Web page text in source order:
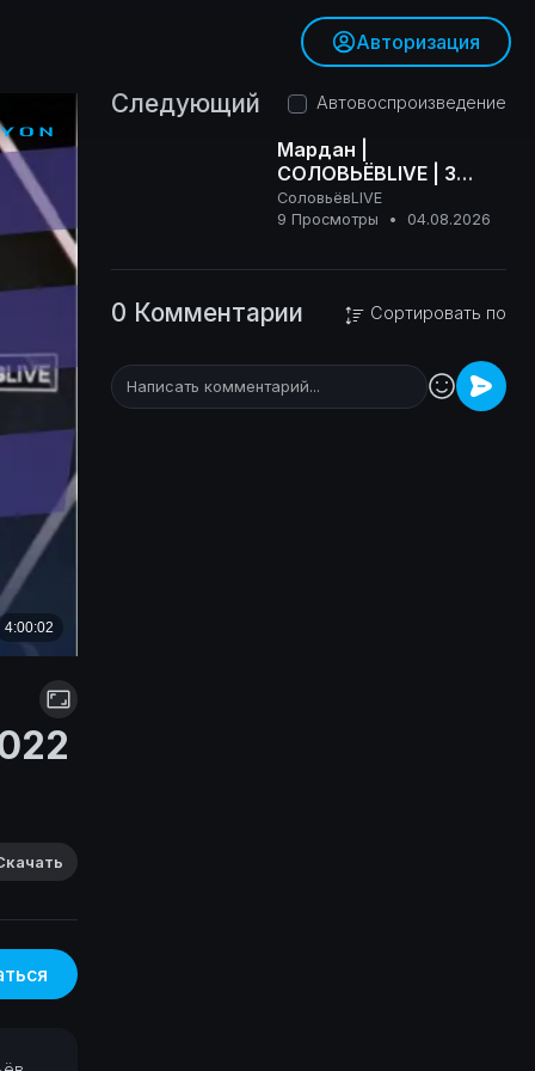
Авторизация
Следующий Автовоспроизведение
Мардан |
СОЛОВЬЁВLIVE | 3
августа 2026 года
СоловьёвLIVE
9 Просмотры
• 04.08.2026
0 Комментарии Сортировать по